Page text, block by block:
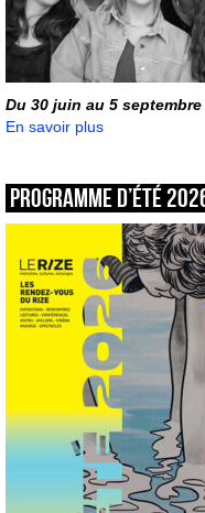
Du 30 juin au 5 septembre
En savoir plus
Programme d’été